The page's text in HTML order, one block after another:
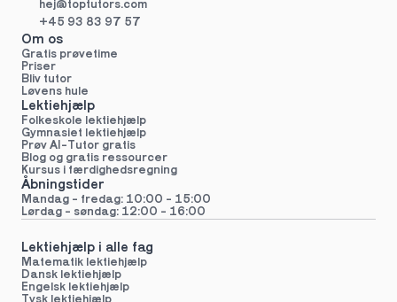
hej@toptutors.com
+45 93 83 97 57
Om os
Gratis prøvetime
Priser
Bliv tutor
Løvens hule
Lektiehjælp
Folkeskole lektiehjælp
Gymnasiet lektiehjælp
Prøv AI-Tutor gratis
Blog og gratis ressourcer
Kursus i færdighedsregning
Åbningstider
Mandag - fredag: 10:00 - 15:00
Lørdag - søndag: 12:00 - 16:00
Lektiehjælp i alle fag
Matematik lektiehjælp
Dansk lektiehjælp
Engelsk lektiehjælp